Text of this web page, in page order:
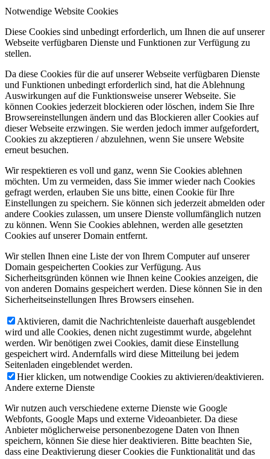
Notwendige Website Cookies
Diese Cookies sind unbedingt erforderlich, um Ihnen die auf unserer
Webseite verfügbaren Dienste und Funktionen zur Verfügung zu
stellen.
Da diese Cookies für die auf unserer Webseite verfügbaren Dienste
und Funktionen unbedingt erforderlich sind, hat die Ablehnung
Auswirkungen auf die Funktionsweise unserer Webseite. Sie
können Cookies jederzeit blockieren oder löschen, indem Sie Ihre
Browsereinstellungen ändern und das Blockieren aller Cookies auf
dieser Webseite erzwingen. Sie werden jedoch immer aufgefordert,
Cookies zu akzeptieren / abzulehnen, wenn Sie unsere Website
erneut besuchen.
Wir respektieren es voll und ganz, wenn Sie Cookies ablehnen
möchten. Um zu vermeiden, dass Sie immer wieder nach Cookies
gefragt werden, erlauben Sie uns bitte, einen Cookie für Ihre
Einstellungen zu speichern. Sie können sich jederzeit abmelden oder
andere Cookies zulassen, um unsere Dienste vollumfänglich nutzen
zu können. Wenn Sie Cookies ablehnen, werden alle gesetzten
Cookies auf unserer Domain entfernt.
Wir stellen Ihnen eine Liste der von Ihrem Computer auf unserer
Domain gespeicherten Cookies zur Verfügung. Aus
Sicherheitsgründen können wie Ihnen keine Cookies anzeigen, die
von anderen Domains gespeichert werden. Diese können Sie in den
Sicherheitseinstellungen Ihres Browsers einsehen.
Aktivieren, damit die Nachrichtenleiste dauerhaft ausgeblendet
wird und alle Cookies, denen nicht zugestimmt wurde, abgelehnt
werden. Wir benötigen zwei Cookies, damit diese Einstellung
gespeichert wird. Andernfalls wird diese Mitteilung bei jedem
Seitenladen eingeblendet werden.
Hier klicken, um notwendige Cookies zu aktivieren/deaktivieren.
Andere externe Dienste
Wir nutzen auch verschiedene externe Dienste wie Google
Webfonts, Google Maps und externe Videoanbieter. Da diese
Anbieter möglicherweise personenbezogene Daten von Ihnen
speichern, können Sie diese hier deaktivieren. Bitte beachten Sie,
dass eine Deaktivierung dieser Cookies die Funktionalität und das